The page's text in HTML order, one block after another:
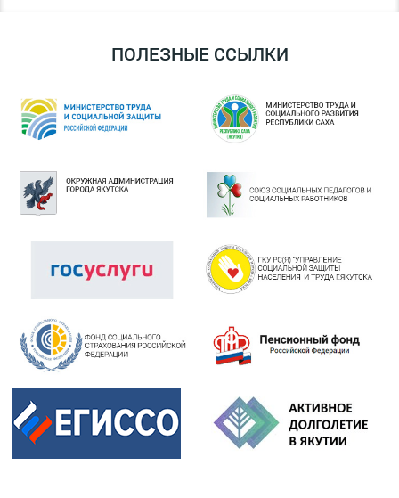
ПОЛЕЗНЫЕ ССЫЛКИ